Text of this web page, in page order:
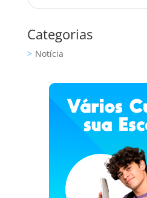
Categorias
Notícia